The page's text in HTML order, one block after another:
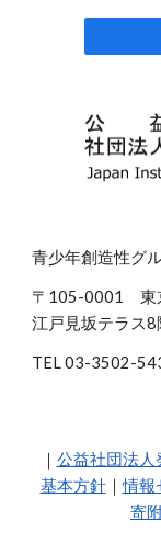
青少年創造性グ
〒105-0001 東
江戸見坂テラス8
TEL 03-3502-
｜ 公益社団法人
基本方針｜情報
寄